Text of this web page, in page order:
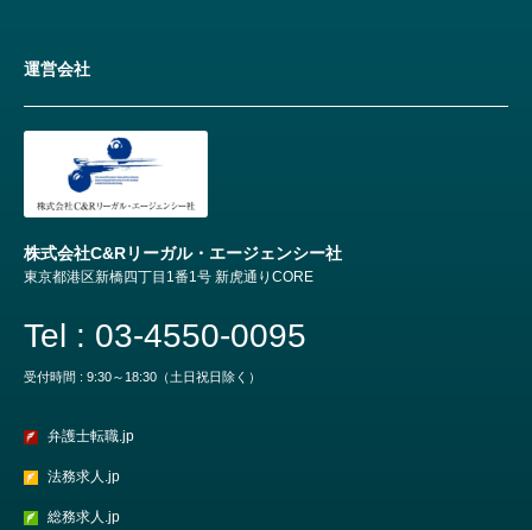
弁護士転職.jp
法務求人.jp
総務求人.jp
運営会社
株式会社C&Rリーガル・エージェンシー社
東京都港区新橋四丁目1番1号 新虎通りCORE
Tel : 03-4550-0095
受付時間 : 9:30～18:30（土日祝日除く）